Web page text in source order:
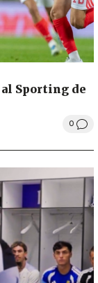
Sporting de
0